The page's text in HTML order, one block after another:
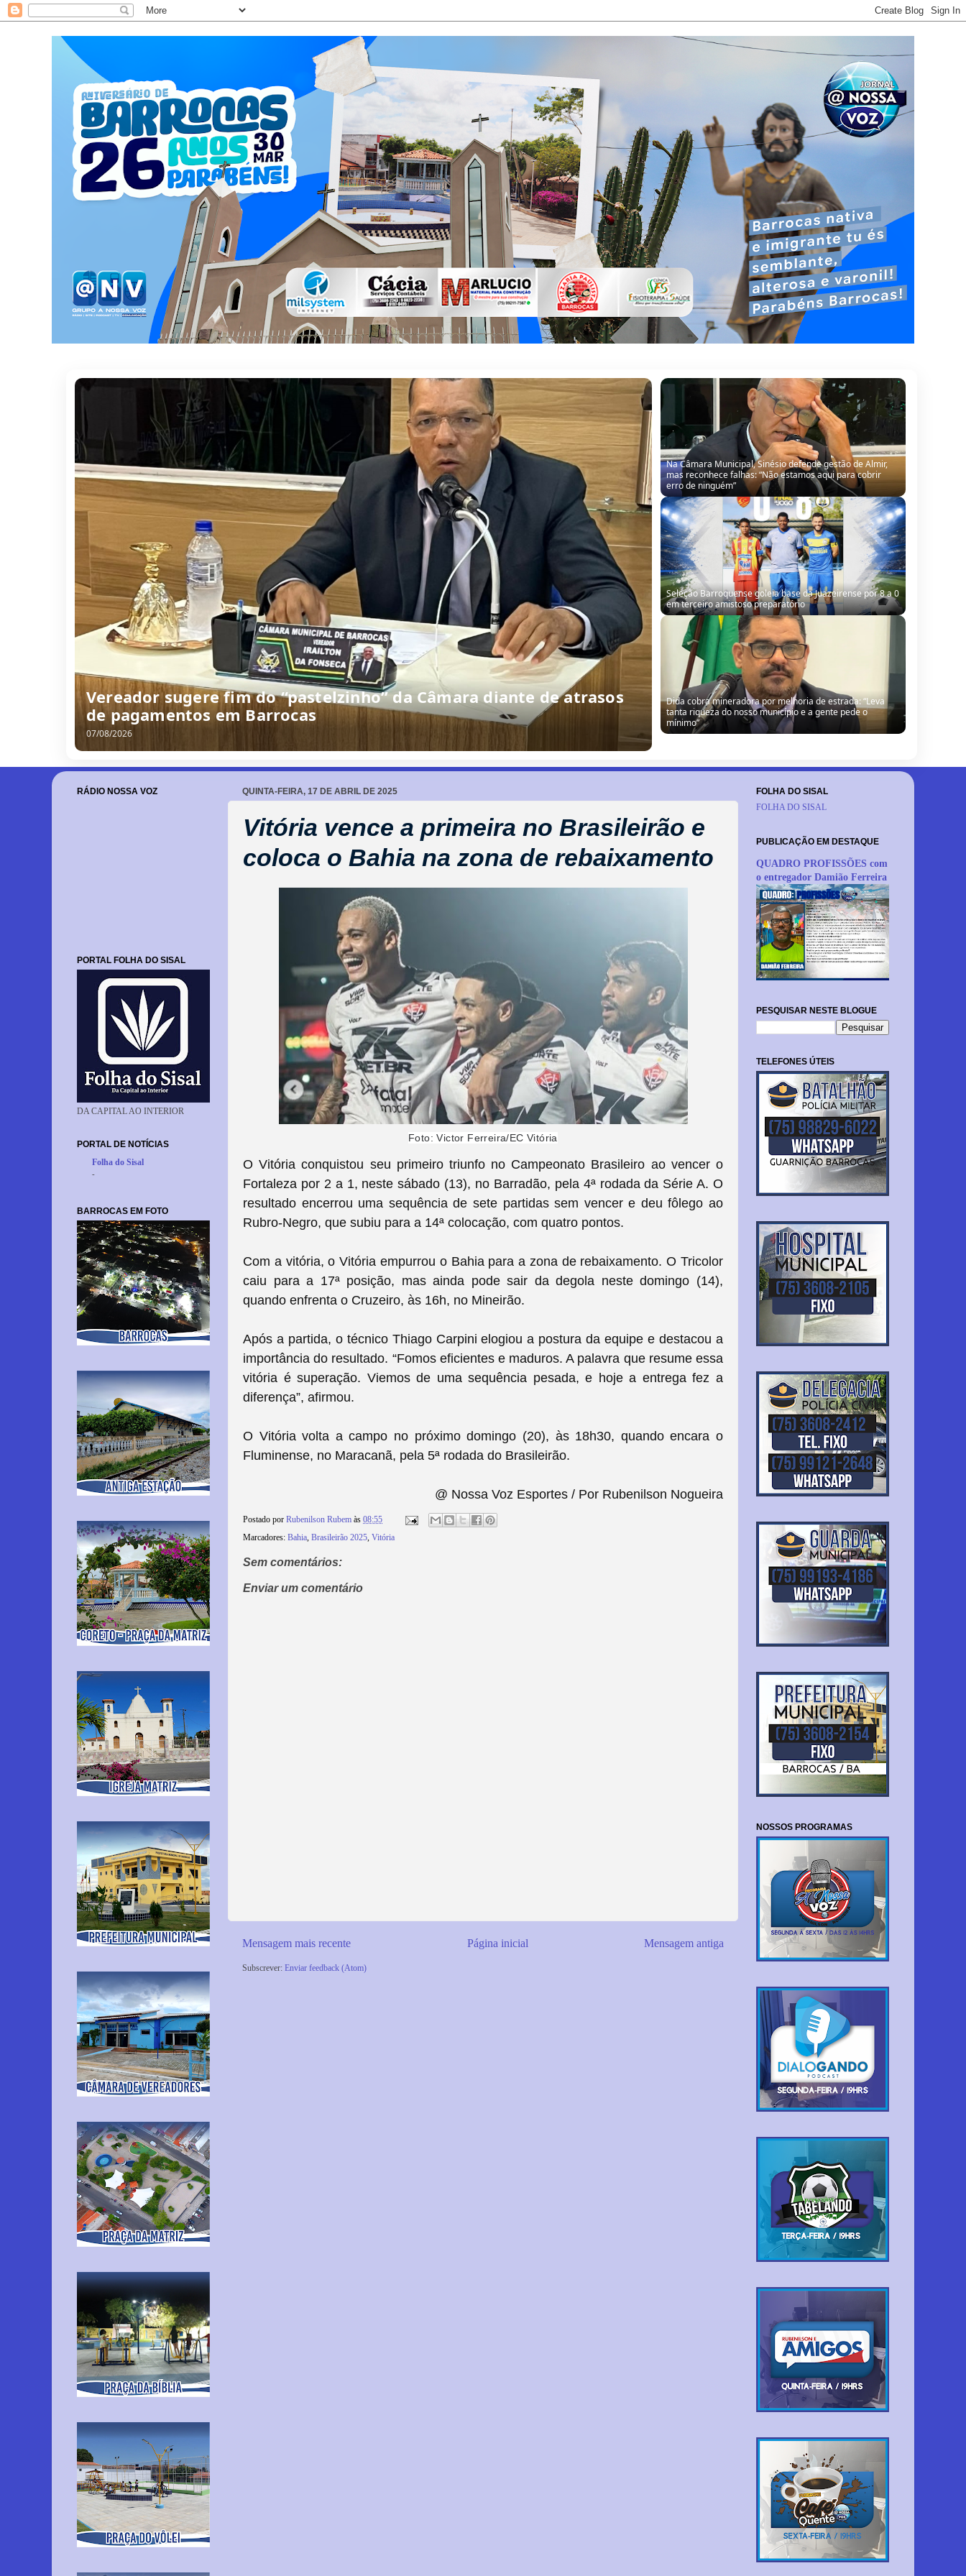
Vereador sugere fim do “pastelzinho” da Câmara diante de atrasos
de pagamentos em Barrocas
07/08/2026
Na Câmara Municipal, Sinésio defende gestão de Almir,
mas reconhece falhas: “Não estamos aqui para cobrir
erro de ninguém”
Seleção Barroquense goleia base da Juazeirense por 8 a 0
em terceiro amistoso preparatório
Dida cobra mineradora por melhoria de estrada: “Leva
tanta riqueza do nosso município e a gente pede o
mínimo”
QUINTA-FEIRA, 17 DE ABRIL DE 2025
Vitória vence a primeira no Brasileirão e
coloca o Bahia na zona de rebaixamento
Foto: Victor Ferreira/EC Vitória
O Vitória conquistou seu primeiro triunfo no Campeonato Brasileiro ao vencer o
Fortaleza por 2 a 1, neste sábado (13), no Barradão, pela 4ª rodada da Série A. O
resultado encerrou uma sequência de sete partidas sem vencer e deu fôlego ao
Rubro-Negro, que subiu para a 14ª colocação, com quatro pontos.
Com a vitória, o Vitória empurrou o Bahia para a zona de rebaixamento. O Tricolor
caiu para a 17ª posição, mas ainda pode sair da degola neste domingo (14),
quando enfrenta o Cruzeiro, às 16h, no Mineirão.
Após a partida, o técnico Thiago Carpini elogiou a postura da equipe e destacou a
importância do resultado. “Fomos eficientes e maduros. A palavra que resume essa
vitória é superação. Viemos de uma sequência pesada, e hoje a entrega fez a
diferença”, afirmou.
O Vitória volta a campo no próximo domingo (20), às 18h30, quando encara o
Fluminense, no Maracanã, pela 5ª rodada do Brasileirão.
@ Nossa Voz Esportes / Por Rubenilson Nogueira
Postado por Rubenilson Rubem às 08:55
Marcadores: Bahia, Brasileirão 2025, Vitória
Sem comentários:
Enviar um comentário
Mensagem mais recente Mensagem antiga
Página inicial
Subscrever: Enviar feedback (Atom)
RÁDIO NOSSA VOZ
PORTAL FOLHA DO SISAL
DA CAPITAL AO INTERIOR
PORTAL DE NOTÍCIAS
Folha do Sisal
-
BARROCAS EM FOTO
FOLHA DO SISAL
FOLHA DO SISAL
PUBLICAÇÃO EM DESTAQUE
QUADRO PROFISSÕES com
o entregador Damião Ferreira
PESQUISAR NESTE BLOGUE
TELEFONES ÚTEIS
NOSSOS PROGRAMAS